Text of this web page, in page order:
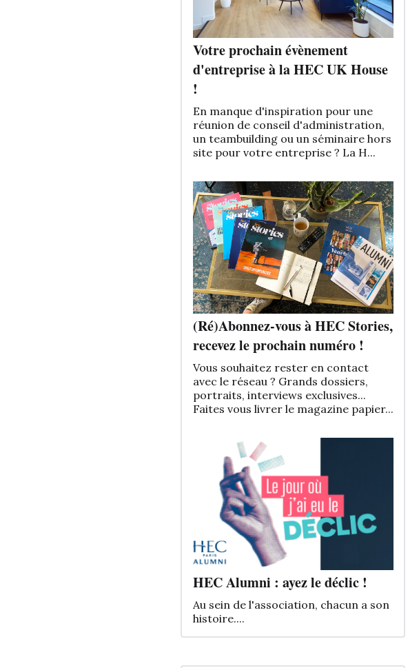
Votre prochain évènement
d'entreprise à la HEC UK House
!
En manque d'inspiration pour une
réunion de conseil d'administration,
un teambuilding ou un séminaire hors
site pour votre entreprise ? La H...
(Ré)Abonnez-vous à HEC Stories,
recevez le prochain numéro !
Vous souhaitez rester en contact
avec le réseau ? Grands dossiers,
portraits, interviews exclusives...
Faites vous livrer le magazine papier...
HEC Alumni : ayez le déclic !
Au sein de l'association, chacun a son
histoire....